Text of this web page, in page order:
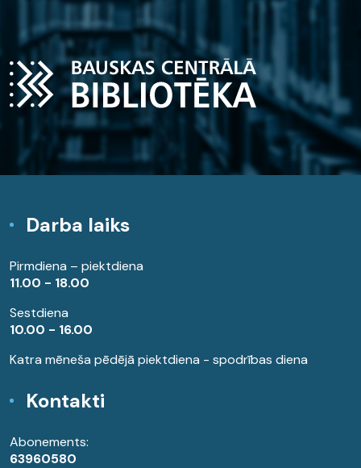
Darba laiks
Pirmdiena – piektdiena
11.00 - 18.00
Sestdiena
10.00 - 16.00
Katra mēneša pēdējā piektdiena - spodrības diena
Kontakti
Abonements:
63960580